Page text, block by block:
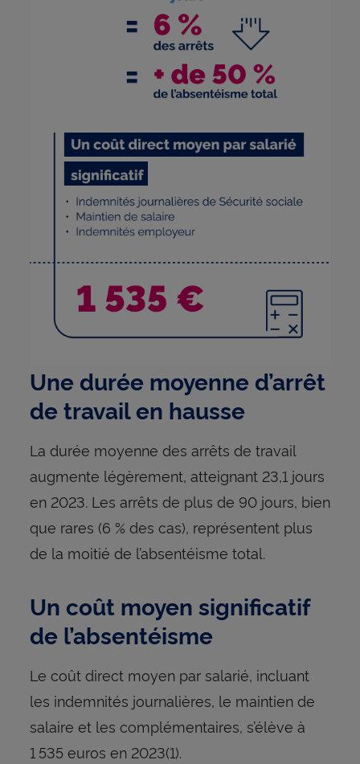
Une durée moyenne d’arrêt
de travail en hausse
La durée moyenne des arrêts de travail
augmente légèrement, atteignant 23,1 jours
en 2023. Les arrêts de plus de 90 jours, bien
que rares (6 % des cas), représentent plus
de la moitié de l’absentéisme total.
Un coût moyen significatif
de l’absentéisme
Le coût direct moyen par salarié, incluant
les indemnités journalières, le maintien de
salaire et les complémentaires, s’élève à
1 535 euros en 2023(1).